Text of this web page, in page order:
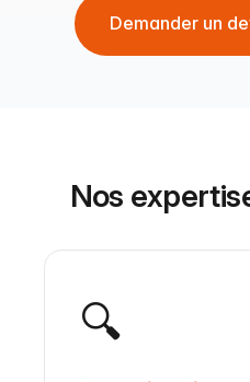
Demander un
Nos
🔍